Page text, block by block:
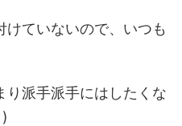
ていないので、いつも
り派手派手にはしたくな